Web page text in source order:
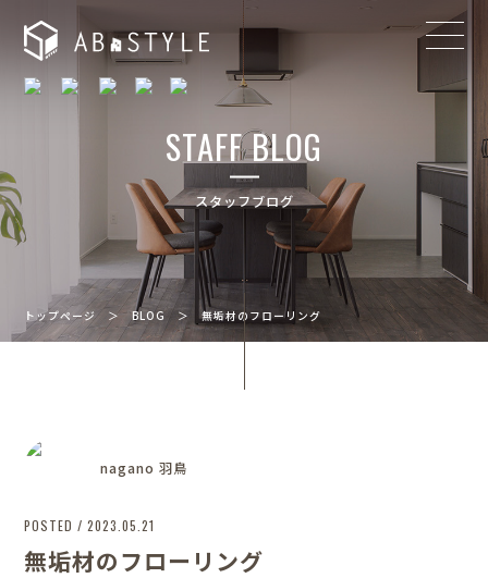
STAFF BLOG
スタッフブログ
トップページ ＞BLOG ＞無垢材のフローリング
nagano 羽鳥
POSTED / 2023.05.21
無垢材のフローリング